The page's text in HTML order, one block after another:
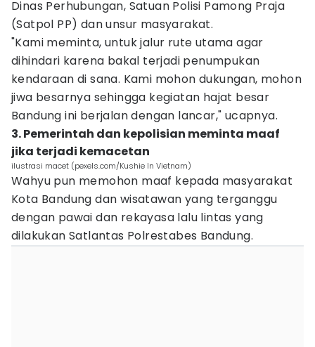
Dinas Perhubungan, Satuan Polisi Pamong Praja
(Satpol PP) dan unsur masyarakat.
"Kami meminta, untuk jalur rute utama agar
dihindari karena bakal terjadi penumpukan
kendaraan di sana. Kami mohon dukungan, mohon
jiwa besarnya sehingga kegiatan hajat besar
Bandung ini berjalan dengan lancar," ucapnya.
3. Pemerintah dan kepolisian meminta maaf
jika terjadi kemacetan
ilustrasi macet (pexels.com/Kushie In Vietnam)
Wahyu pun memohon maaf kepada masyarakat
Kota Bandung dan wisatawan yang terganggu
dengan pawai dan rekayasa lalu lintas yang
dilakukan Satlantas Polrestabes Bandung.